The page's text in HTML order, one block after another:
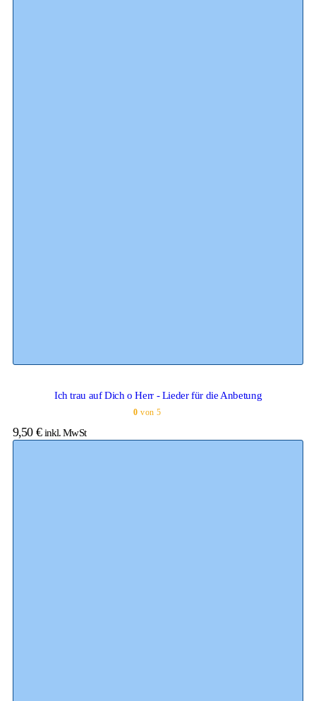
Ich trau auf Dich o Herr - Lieder für die Anbetung
0 von 5
9,50 € inkl. MwSt